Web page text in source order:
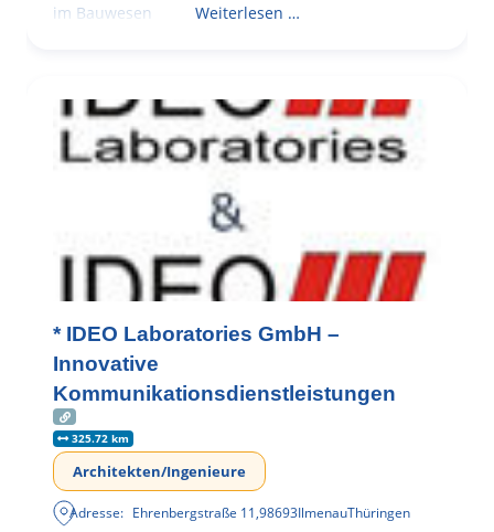
im Bauwesen
Weiterlesen …
* IDEO Laboratories GmbH –
Innovative
Kommunikationsdienstleistungen
325.72 km
Architekten/Ingenieure
Adresse: Ehrenbergstraße 11,98693IlmenauThüringen